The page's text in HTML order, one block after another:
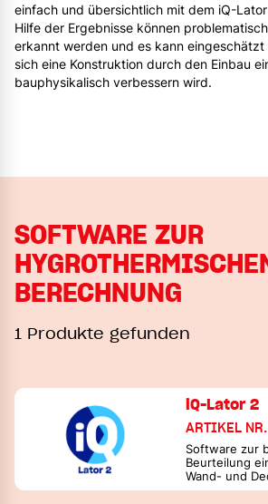
einfach und übersichtlich mit dem iQ-
Hilfe der Ergebnisse können
erkannt werden und es kann
sich eine Konstruktion durch den Einbau
bauphysikalisch verbessern wird.
SOFTWARE ZUR
BERECHNUNG
1 Produkte gefunden
iQ-Lator 2
ARTIKEL
Software zur
Beurteilung
Wand- und